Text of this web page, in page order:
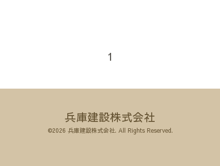
1
兵庫建設株式会社
©2026 兵庫建設株式会社. All Rights Reserved.